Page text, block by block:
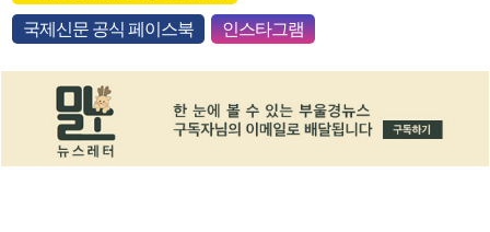
국제신문 공식 페이스북 인스타그램